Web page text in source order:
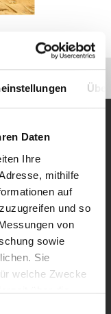
Daten
Ihre
mithilfe
auf
und so
von
sowie
Sie
welche Zwecke
über die
zu unseren